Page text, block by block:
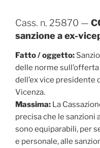
Cass. n. 25870 —
sanzione a ex-
Fatto / oggetto:
delle norme
dell’ex vice presidente
Vicenza.
Massima: La
precisa che le sanzioni
sono equiparabili, per
e personale, alle